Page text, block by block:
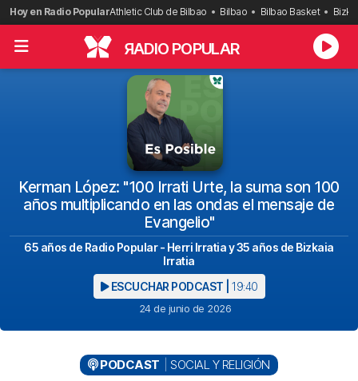
Saltar
al
contenido
Hoy en Radio PopularAthletic Club de Bilbao Bilbao Bilbao Basket
RADIO POPULAR
Kerman López: "100 Irrati Urte, la suma son 100
años multiplicando en las ondas el mensaje de
Evangelio"
65 años de Radio Popular - Herri Irratia y 35 años de Bizkaia
Irratia
ESCUCHAR PODCAST | 19:40
24 de junio de 2026
PODCAST SOCIAL Y RELIGIÓN